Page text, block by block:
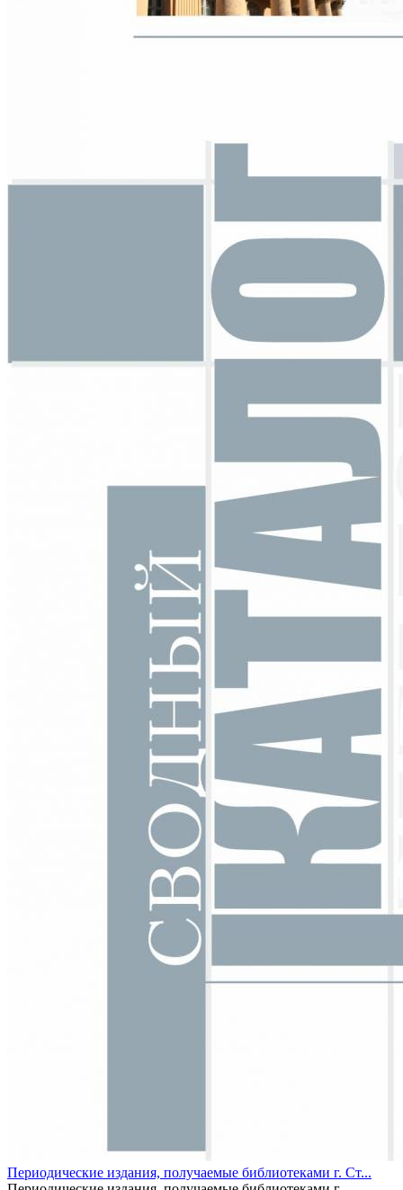
Периодические издания, получаемые библиотеками г. Ст...